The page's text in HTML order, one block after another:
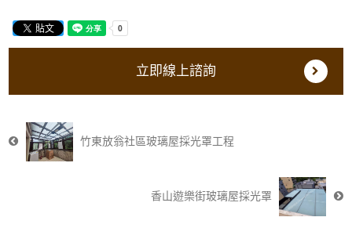
立即線上諮詢
竹東放翁社區玻璃屋採光罩工程
香山遊樂街玻璃屋採光罩